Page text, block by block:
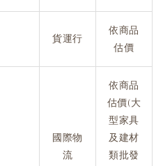
貨運行
依商品
估價
國際物
流
依商品
估價(大
型家具
及建材
類批發